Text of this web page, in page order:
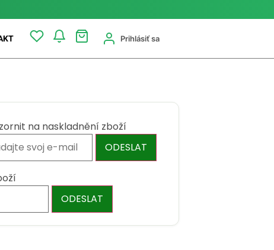
Prihlásiť sa
na naskladnění zboží
ODESLAT
ODESLAT